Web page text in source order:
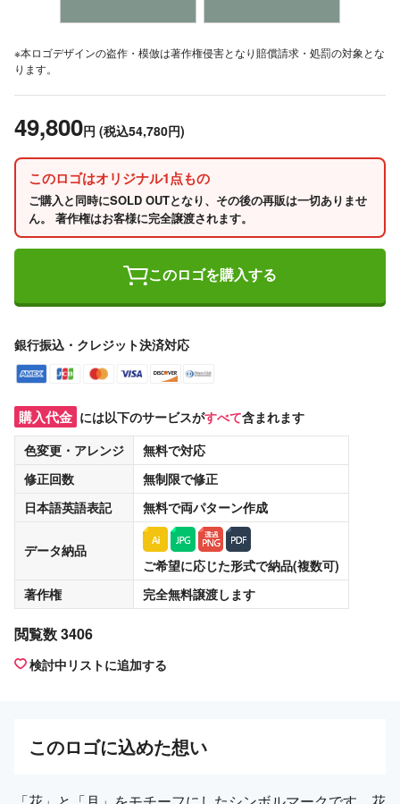
※本ロゴデザインの盗作・模倣は著作権侵害となり賠償請求・処罰の対象とな
ります。
49,800円 (税込54,780円)
このロゴはオリジナル1点もの
ご購入と同時にSOLD OUTとなり、その後の再販は一切ありませ
ん。 著作権はお客様に完全譲渡されます。
このロゴを購入する
銀行振込・クレジット決済対応
購入代金 には以下のサービスがすべて含まれます
色変更・アレンジ
無料で対応
修正回数
無制限で修正
日本語英語表記
無料で両パターン作成
データ納品
ご希望に応じた形式で納品(複数可)
著作権
完全無料譲渡します
閲覧数 3406
検討中リストに追加する
このロゴに込めた想い